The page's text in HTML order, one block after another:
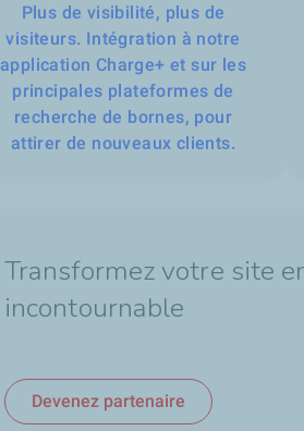
Plus de visibilité, plus de
visiteurs. Intégration à notre
application Charge+ et sur les
principales plateformes de
recherche de bornes, pour
attirer de nouveaux clients.
Transformez votre site
incontournable
Devenez partenaire